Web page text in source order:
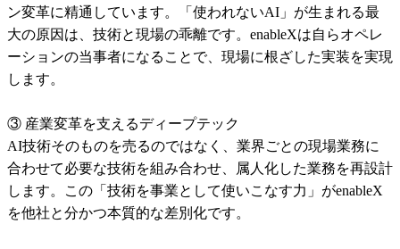
ン変革に精通しています。「使われないAI」が生まれる最
大の原因は、技術と現場の乖離です。enableXは自らオペレ
ーションの当事者になることで、現場に根ざした実装を実現
します。
③ 産業変革を支えるディープテック
AI技術そのものを売るのではなく、業界ごとの現場業務に
合わせて必要な技術を組み合わせ、属人化した業務を再設計
します。この「技術を事業として使いこなす力」がenableX
を他社と分かつ本質的な差別化です。